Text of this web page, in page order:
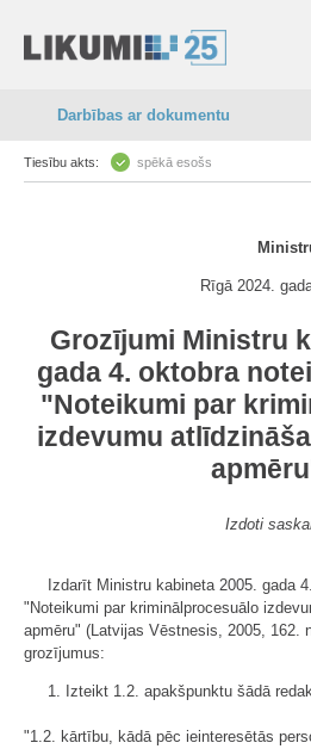
Darbības ar dokumentu
Tiesību akts: spēkā esošs
Rīgā 2024.
Grozījumi Ministru
gada 4. oktobra
"Noteikumi par
izdevumu
Izdoti
Izdarīt Ministru kabineta 2005. gada
"Noteikumi par kriminālprocesuālo
apmēru" (Latvijas Vēstnesis, 2005, 162.
grozījumus:
1. Izteikt 1.2. apakšpunktu šādā
"1.2. kārtību, kādā pēc ieinteresētās